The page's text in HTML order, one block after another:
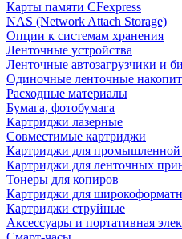
Карты памяти CFexpress
NAS (Network Attach Storage)
Опции к системам хранения
Ленточные устройства
Ленточные автозагрузчики и
Одиночные ленточные
Расходные материалы
Бумага, фотобумага
Картриджи лазерные
Совместимые картриджи
Картриджи для промышленной
Картриджи для ленточных
Тонеры для копиров
Картриджи для
Картриджи струйные
Аксессуары и портативная